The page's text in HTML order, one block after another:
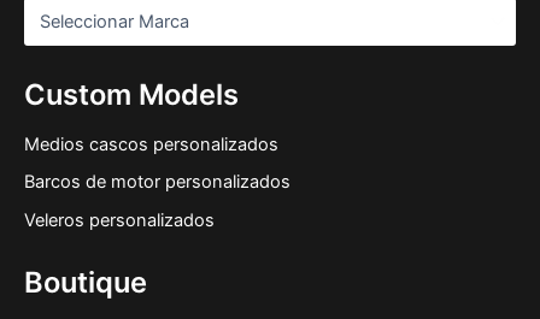
Custom Models
Medios cascos personalizados
Barcos de motor personalizados
Veleros personalizados
Boutique